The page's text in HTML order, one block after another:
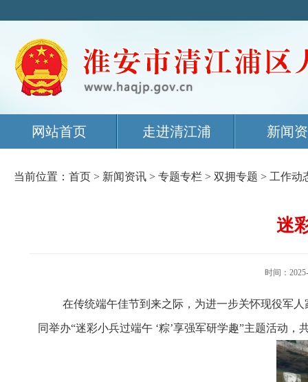
网站首页 走进清江浦 新闻
当前位置： 首页 > 新闻资讯 > 专题专栏 > 双拥专题 > 工作动
迷
时间：
在传统端午佳节到来之际，为进一步关怀现役军人
同举办“迷彩小兵过端午 ‘粽’享强军研学趣”主题活动